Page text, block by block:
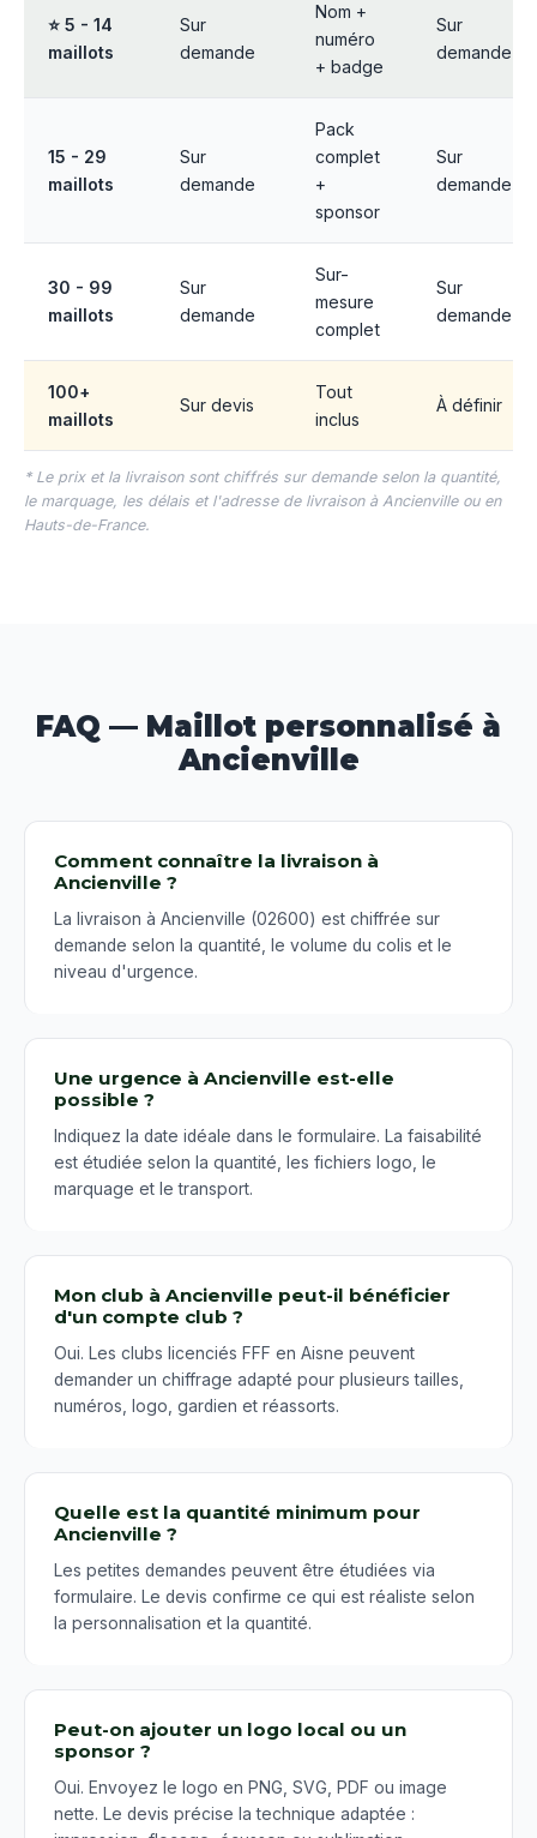
⭐ 5 - 14
maillots
Sur
demande
Nom +
numéro
+ badge
Sur
demande
15 - 29
maillots
Sur
demande
Pack
complet
+
sponsor
Sur
demande
30 - 99
maillots
Sur
demande
Sur-
mesure
complet
Sur
demande
100+
maillots
Sur devis
Tout
inclus
À définir
* Le prix et la livraison sont chiffrés sur demande selon la quantité,
le marquage, les délais et l'adresse de livraison à Ancienville ou en
Hauts-de-France.
FAQ — Maillot personnalisé à
Ancienville
Comment connaître la livraison à
Ancienville ?
La livraison à Ancienville (02600) est chiffrée sur
demande selon la quantité, le volume du colis et le
niveau d'urgence.
Une urgence à Ancienville est-elle
possible ?
Indiquez la date idéale dans le formulaire. La faisabilité
est étudiée selon la quantité, les fichiers logo, le
marquage et le transport.
Mon club à Ancienville peut-il bénéficier
d'un compte club ?
Oui. Les clubs licenciés FFF en Aisne peuvent
demander un chiffrage adapté pour plusieurs tailles,
numéros, logo, gardien et réassorts.
Quelle est la quantité minimum pour
Ancienville ?
Les petites demandes peuvent être étudiées via
formulaire. Le devis confirme ce qui est réaliste selon
la personnalisation et la quantité.
Peut-on ajouter un logo local ou un
sponsor ?
Oui. Envoyez le logo en PNG, SVG, PDF ou image
nette. Le devis précise la technique adaptée :